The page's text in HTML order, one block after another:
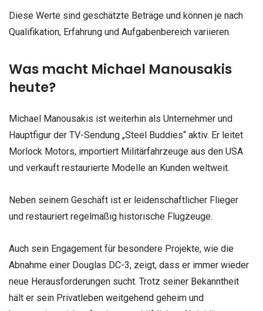
Diese Werte sind geschätzte Beträge und können je nach
Qualifikation, Erfahrung und Aufgabenbereich variieren.
Was macht Michael Manousakis
heute?
Michael Manousakis ist weiterhin als Unternehmer und
Hauptfigur der TV-Sendung „Steel Buddies“ aktiv. Er leitet
Morlock Motors, importiert Militärfahrzeuge aus den USA
und verkauft restaurierte Modelle an Kunden weltweit.
Neben seinem Geschäft ist er leidenschaftlicher Flieger
und restauriert regelmäßig historische Flugzeuge.
Auch sein Engagement für besondere Projekte, wie die
Abnahme einer Douglas DC-3, zeigt, dass er immer wieder
neue Herausforderungen sucht. Trotz seiner Bekanntheit
hält er sein Privatleben weitgehend geheim und